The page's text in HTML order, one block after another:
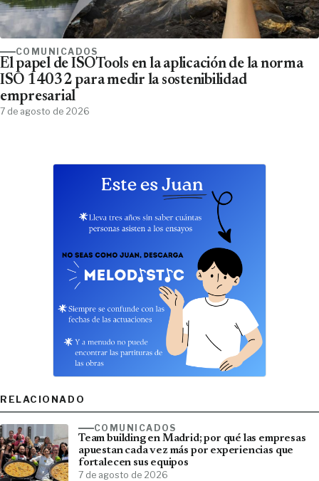
COMUNICADOS
El papel de ISOTools en la aplicación de la norma
ISO 14032 para medir la sostenibilidad
empresarial
7 de agosto de 2026
RELACIONADO
COMUNICADOS
Team building en Madrid; por qué las empresas
apuestan cada vez más por experiencias que
fortalecen sus equipos
7 de agosto de 2026